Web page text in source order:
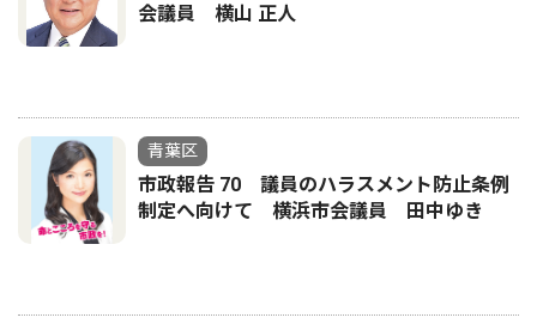
会議員 横山 正人
青葉区
市政報告 70 議員のハラスメント防止条例
制定へ向けて 横浜市会議員 田中ゆき